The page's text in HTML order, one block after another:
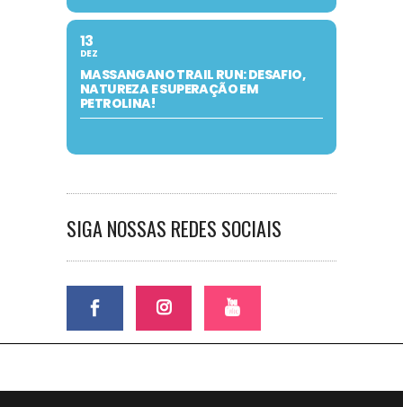
13
DEZ
MASSANGANO TRAIL RUN: DESAFIO,
NATUREZA E SUPERAÇÃO EM
PETROLINA!
SIGA NOSSAS REDES SOCIAIS